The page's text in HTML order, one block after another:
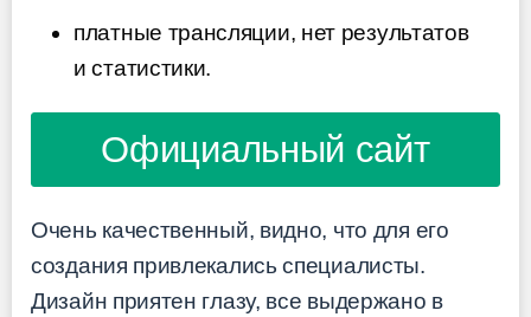
платные трансляции, нет результатов
и статистики.
Официальный сайт
Очень качественный, видно, что для его
создания привлекались специалисты.
Дизайн приятен глазу, все выдержано в